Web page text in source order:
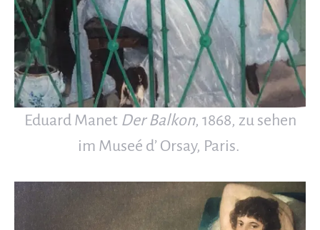
Eduard Manet Der Balkon, 1868, zu sehen
im Museé d’ Orsay, Paris.